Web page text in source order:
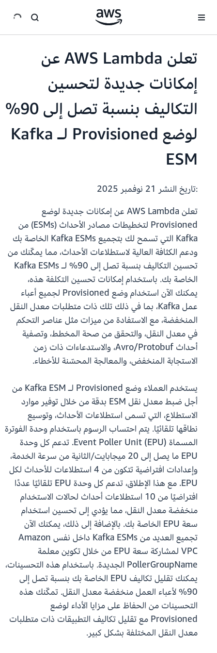
تعلن AWS Lambda عن
إمكانات جديدة لتحسين
التكاليف بنسبة تصل إلى 90%
لوضع Provisioned لـ Kafka
ESM
:تاريخ النشر
تعلن AWS Lambda عن إمكانات جديدة لوضع
Provisioned لتخطيطات مصادر الأحداث (ESMs) من
Kafka التي تسمح لك بتجميع Kafka ESMs الخاصة بك
ودعم الكثافة العالية لاستطلاعات الأحداث، مما يمكّنك من
تحسين التكاليف بنسبة تصل إلى 90% لـ Kafka ESMs
الخاصة بك. باستخدام إمكانات تحسين التكلفة هذه،
يمكنك الآن استخدام وضع Provisioned لجميع أعباء
عمل Kafka، بما في ذلك تلك ذات متطلبات معدل النقل
المنخفضة، مع الاستفادة من ميزات مثل عناصر التحكم
في معدل النقل، والتحقق من صحة المخطط، وتصفية
أحداث Avro/Protobuf، والاستدعاءات ذات زمن
الاستجابة المنخفض، والمعالجة المحسّنة للأخطاء.
يستخدم العملاء وضع Provisioned لـ Kafka ESM من
أجل ضبط معدل نقل ESM بدقة من خلال توفير موارد
الاستطلاع، التي تسمى استطلاعات الأحداث، وتوسيع
نطاقها تلقائيًا. يتم احتساب الرسوم باستخدام وحدة الفوترة
المسماة Event Poller Unit (EPU). تدعم كل وحدة
EPU ما يصل إلى 20 ميجابايت/الثانية من سرعة الخدمة،
وإعدادات افتراضية تتكون من 4 استطلاعات للأحداث لكل
EPU. مع هذا الإطلاق، تدعم كل وحدة EPU تلقائيًا عددًا
افتراضيًا من 10 استطلاعات أحداث لحالات الاستخدام
منخفضة معدل النقل، مما يؤدي إلى تحسين استخدام
سعة EPU الخاصة بك. بالإضافة إلى ذلك، يمكنك الآن
تجميع العديد من Kafka ESMs داخل نفس Amazon
VPC لمشاركة سعة EPU من خلال تكوين معلمة
PollerGroupName الجديدة. باستخدام هذه التحسينات،
يمكنك تقليل تكاليف EPU الخاصة بك بنسبة تصل إلى
90% لأعباء العمل منخفضة معدل النقل. تمكّنك هذه
التحسينات من الحفاظ على مزايا الأداء لوضع
Provisioned مع تقليل تكاليف التطبيقات ذات متطلبات
معدل النقل المختلفة بشكل كبير.